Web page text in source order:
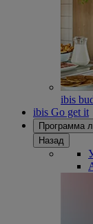
ibis
ibis Go get it
Программа
Назад